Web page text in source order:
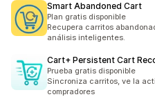
Smart Abandoned Cart
Plan gratis disponible
Recupera carritos
análisis inteligentes.
Cart+ Persistent Cart
Prueba gratis disponible
Sincroniza carritos, ve la
compradores